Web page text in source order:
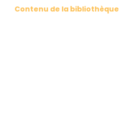
Contenu de la bibliothèque